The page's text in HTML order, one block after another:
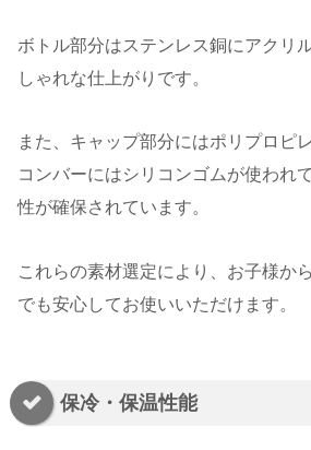
ボトル部分はステンレス銅にアクリ
しゃれな仕上がりです。
また、キャップ部分にはポリプロピ
コンバーにはシリコンゴムが使われ
性が確保されています。
これらの素材選定により、お子様か
でも安心してお使いいただけます。
保冷・保温性能